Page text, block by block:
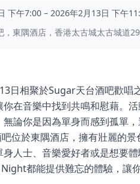
下午7:00 – 2026年2月13日 下午
，東隅酒店，香港太古城太古城道
日相聚於Sugar天台酒吧歡唱
在音樂中找到共鳴和慰藉。
論你是因為單身而感到孤單
位於東隅酒店，擁有壯麗的
人士、音樂愛好者或是想要
都能提供難忘的體驗，讓